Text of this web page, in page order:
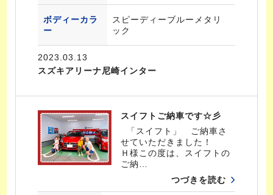
ボディーカラ
ー
スピーディーブルーメタリ
ック
2023.03.13
スズキアリーナ尼崎インター
スイフトご納車です☆彡
「スイフト」 ご納車さ
せていただきました！
Ｈ様この度は、スイフトの
ご納…
つづきを読む